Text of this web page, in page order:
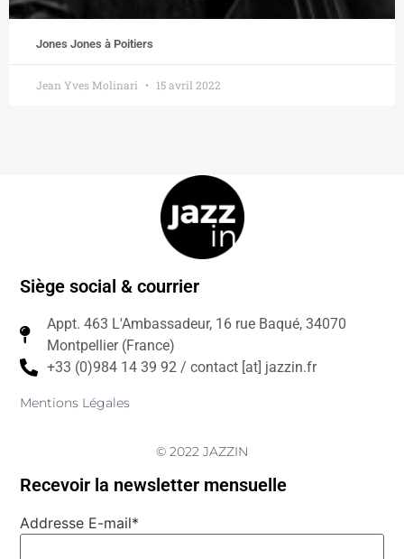
Jones Jones à Poitiers
Jean Yves Molinari 15 avril 2022
Siège social & courrier
Appt. 463 L'Ambassadeur, 16 rue Baqué, 34070
Montpellier (France)
+33 (0)984 14 39 92 / contact [at] jazzin.fr
Mentions Légales
© 2022 JAZZIN
Recevoir la newsletter mensuelle
Addresse E-mail*